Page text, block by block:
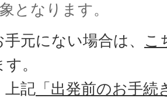
となります。
元にない場合は、 こ
。
上記 「出発前のお手